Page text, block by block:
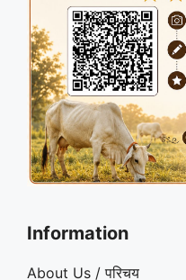
Information
About Us / परिचय